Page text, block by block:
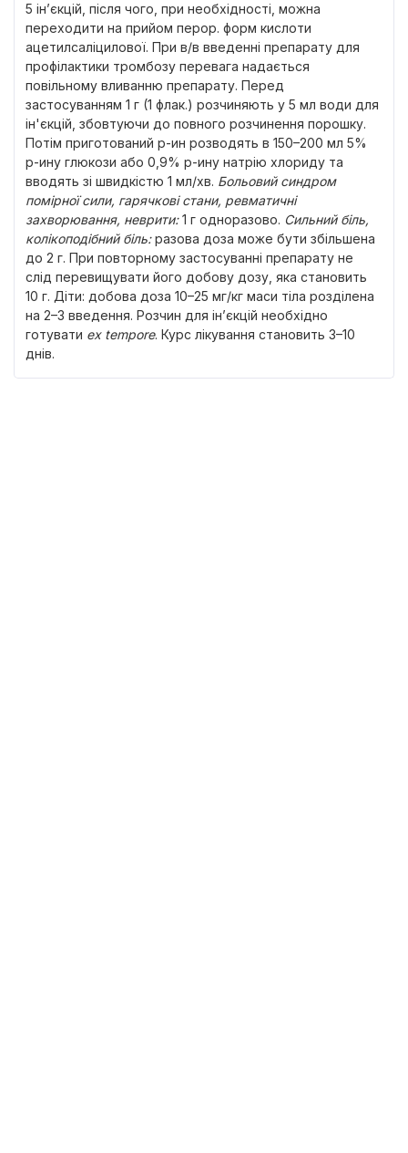
5 ін’єкцій, після чого, при необхідності, можна
переходити на прийом перор. форм кислоти
ацетилсаліцилової. При в/в введенні препарату для
профілактики тромбозу перевага надається
повільному вливанню препарату. Перед
застосуванням 1 г (1 флак.) розчиняють у 5 мл води для
ін'єкцій, збовтуючи до повного розчинення порошку.
Потім приготований р-ин розводять в 150–200 мл 5%
р-ину глюкози або 0,9% р-ину натрію хлориду та
вводять зі швидкістю 1 мл/хв. Больовий синдром
помірної сили, гарячкові стани, ревматичні
захворювання, неврити:1 г одноразово. Сильний біль,
колікоподібний біль:разова доза може бути збільшена
до 2 г. При повторному застосуванні препарату не
слід перевищувати його добову дозу, яка становить
10 г. Діти: добова доза 10–25 мг/кг маси тіла розділена
на 2–3 введення. Розчин для ін’єкцій необхідно
готувати ex tempore. Курс лікування становить 3–10
днів.